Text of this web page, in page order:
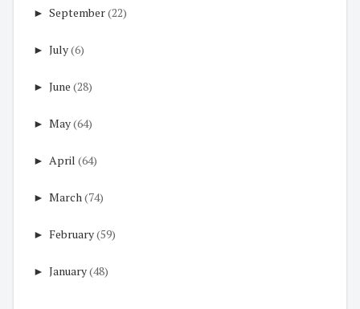
► September(22)
► July(6)
► June (28)
► May(64)
► April (64)
► March(74)
► February(59)
► January(48)